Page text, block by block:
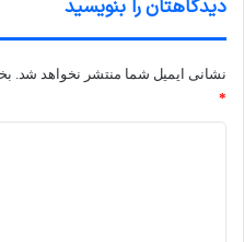
دیدگاهتان را بنویسید
نشانی ایمیل شما منتشر نخواهد شد.
*